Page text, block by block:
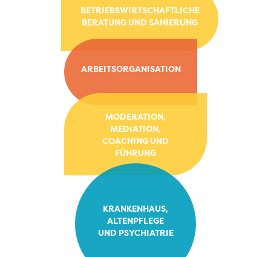
BETRIEBSWIRTSCHAFTLICHE
BERATUNG UND SANIERUNG
ARBEITSORGANISATION
MODERATION,
MEDIATION,
COACHING UND
FÜHRUNG
KRANKENHAUS,
ALTENPFLEGE
UND PSYCHIATRIE